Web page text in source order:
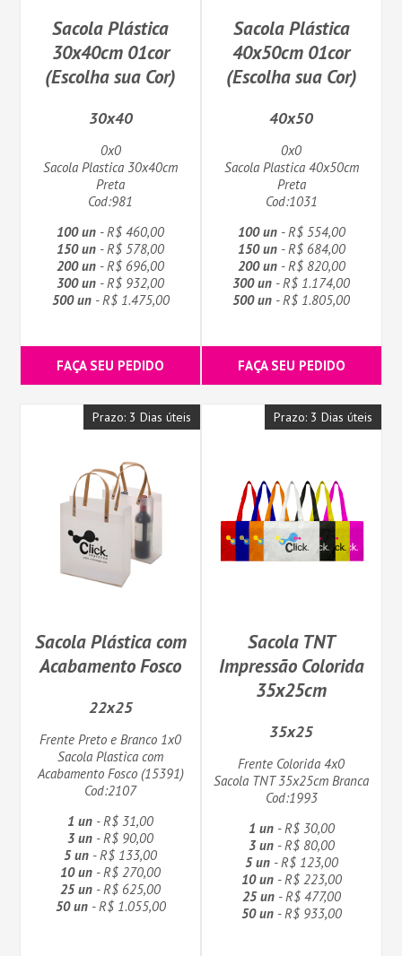
Sacola Plástica
30x40cm 01cor
(Escolha sua Cor)
30x40
0x0
Sacola Plastica 30x40cm
Preta
Cod:981
100 un - R$ 460,00
150 un - R$ 578,00
200 un - R$ 696,00
300 un - R$ 932,00
500 un- R$ 1.475,00
FAÇA SEU PEDIDO
Sacola Plástica
40x50cm 01cor
(Escolha sua Cor)
40x50
0x0
Sacola Plastica 40x50cm
Preta
Cod:1031
100 un- R$ 554,00
150 un- R$ 684,00
200 un- R$ 820,00
300 un - R$ 1.174,00
500 un - R$ 1.805,00
FAÇA SEU PEDIDO
Prazo: 3 Dias úteis
Sacola Plástica com
Acabamento Fosco
22x25
Frente Preto e Branco 1x0
Sacola Plastica com
Acabamento Fosco (15391)
Cod:2107
1 un - R$ 31,00
3 un - R$ 90,00
5 un - R$ 133,00
10 un - R$ 270,00
25 un - R$ 625,00
50 un- R$ 1.055,00
Prazo: 3 Dias úteis
Sacola TNT
Impressão Colorida
35x25cm
35x25
Frente Colorida 4x0
Sacola TNT 35x25cm Branca
Cod:1993
1 un- R$ 30,00
3 un- R$ 80,00
5 un- R$ 123,00
10 un- R$ 223,00
25 un- R$ 477,00
50 un- R$ 933,00